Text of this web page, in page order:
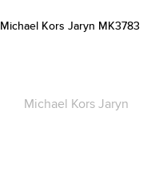
Michael Kors Jaryn MK3783